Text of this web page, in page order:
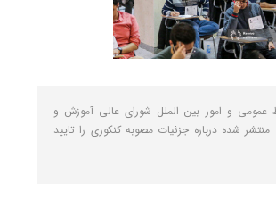
عمومی و امور بین الملل شورای عالی آموزش و
منتشر شده درباره جزئیات مصوبه کنکوری را تایید